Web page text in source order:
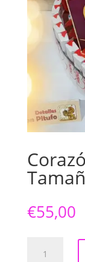
€55,00
Choco